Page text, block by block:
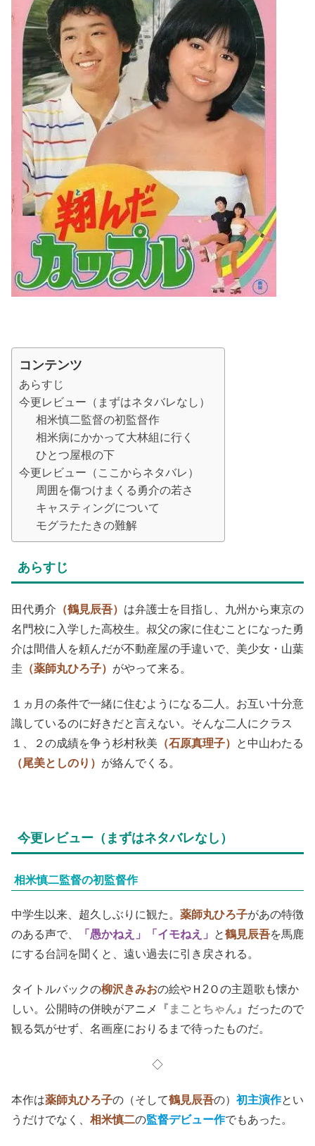
コンテンツ
あらすじ
今更レビュー（まずはネタバレなし）
相米慎二監督の初監督作
相米病にかかって大林組に行く
ひとつ屋根の下
今更レビュー（ここからネタバレ）
周囲を傷つけまくる勇介の若さ
キャスティングについて
モグラたたきの難解
あらすじ
田代勇介 （鶴見辰吾） は弁護士を目指し、九州から東京の
名門校に入学した高校生。叔父の家に住むことになった勇
介は間借人を頼んだが不動産屋の手違いで、美少女・山葉
圭 （薬師丸ひろ子） がやって来る。
１ヵ月の条件で一緒に住むようになる二人。お互い十分意
識しているのに好きだと言えない。そんな二人にクラス
１、２の成績を争う杉村秋美 （石原真理子）
と中山わたる
（尾美としのり） が絡んでくる。
今更レビュー（まずはネタバレなし）
相米慎二監督の初監督作
中学生以来、超久しぶりに観た。 薬師丸ひろ子があの特徴
のある声で、
「愚かねえ」「イモねえ」 と鶴見辰吾を馬鹿
にする台詞を聞くと、遠い過去に引き戻される。
タイトルバックの柳沢きみおの絵やＨ2Ｏの主題歌も懐か
しい。公開時の併映がアニメ
『まことちゃん』 だったので
観る気がせず、名画座におりるまで待ったものだ。
◇
本作は薬師丸ひろ子の（そして鶴見辰吾の） 初主演作とい
うだけでなく、 相米慎二の監督デビュー作でもあった。